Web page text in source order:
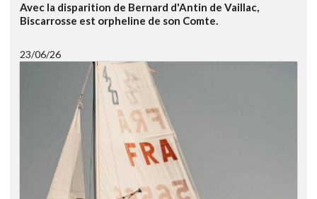
Avec la disparition de Bernard d'Antin de Vaillac,
Biscarrosse est orpheline de son Comte.
23/06/26